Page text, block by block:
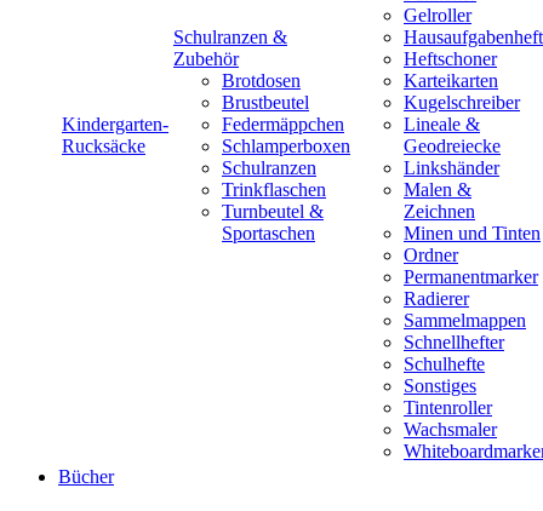
Kindergarten-
Rucksäcke
Schulranzen &
Zubehör
Brotdosen
Brustbeutel
Federmäppchen
Schlamperboxen
Schulranzen
Trinkflaschen
Turnbeutel &
Sportaschen
Gelroller
Hausaufgabenheft
Heftschoner
Karteikarten
Kugelschreiber
Lineale &
Geodreiecke
Linkshänder
Malen &
Zeichnen
Minen und Tinten
Ordner
Permanentmarker
Radierer
Sammelmappen
Schnellhefter
Schulhefte
Sonstiges
Tintenroller
Wachsmaler
Bücher